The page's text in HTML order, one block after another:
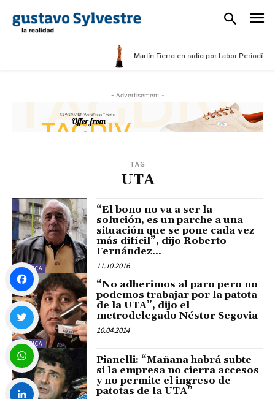
Martín Fierro en radio por Labor Periodística
- Advertisement -
TAG
UTA
POLÍTICA
“El bono no va a ser la
solución, es un parche a una
situación que se pone cada vez
más difícil”, dijo Roberto
Fernández...
11.10.2016
POLÍTICA
“No adherimos al paro pero no
podemos trabajar por la patota
de la UTA”, dijo el
metrodelegado Néstor Segovia
10.04.2014
Pianelli: “Mañana habrá subte
si la empresa no cierra accesos
y no permite el ingreso de
patotas de la UTA”
Facebook
Twitter
WhatsApp